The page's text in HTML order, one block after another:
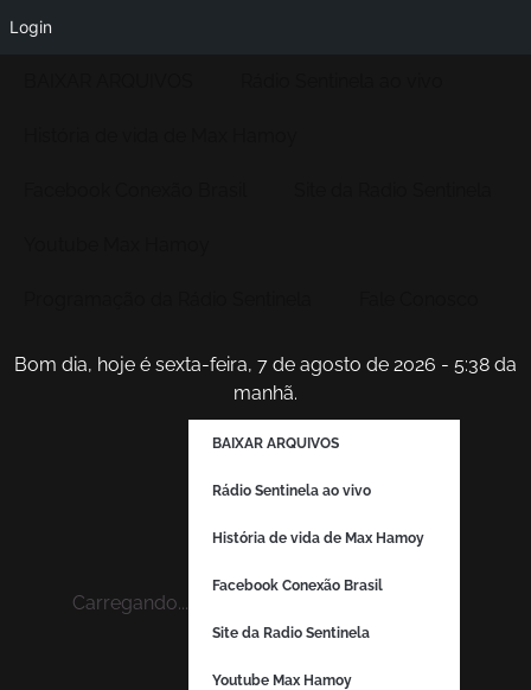
Bom dia, hoje é sexta-feira, 7 de agosto de 2026 - 5:38 da
manhã.
Carregando...
BAIXAR ARQUIVOS
Rádio Sentinela ao vivo
História de vida de Max Hamoy
Facebook Conexão Brasil
Site da Radio Sentinela
Youtube Max Hamoy
Login